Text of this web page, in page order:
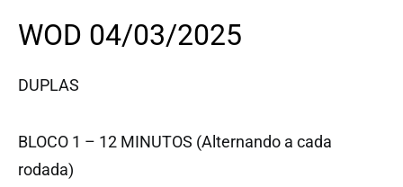
WOD 04/03/2025
DUPLAS
BLOCO 1 – 12 MINUTOS (Alternando a cada
rodada)